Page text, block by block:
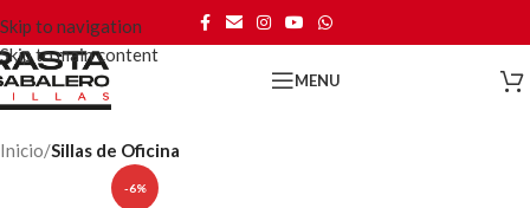
Skip to navigation
Skip to main content
MENU
Inicio Sillas de Oficina
-6%